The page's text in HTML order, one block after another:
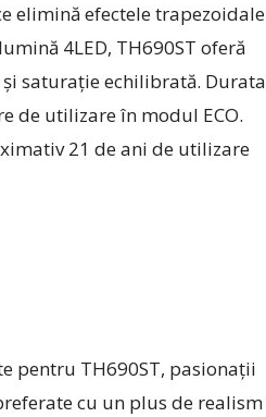
elimină efectele trapezoidale
4LED, TH690ST oferă
saturație echilibrată. Durata
de utilizare în modul ECO.
21 de ani de utilizare
pentru TH690ST, pasionaţii
cu un plus de realism